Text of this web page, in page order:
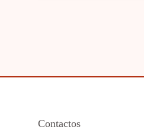
Contactos